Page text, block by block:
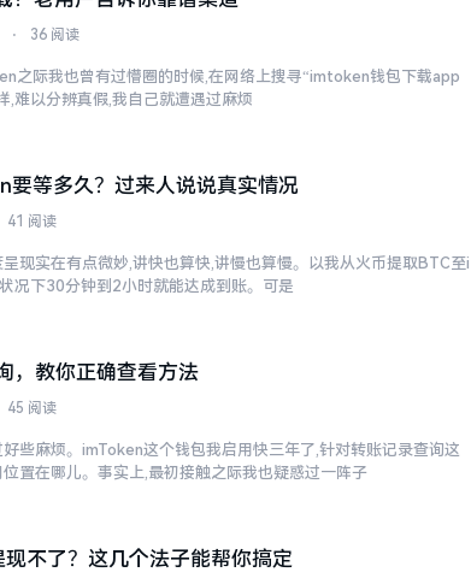
⋅ 36 阅读
之际我也曾有过懵圈的时候,在网络上搜寻“imtoken钱包下载app
,难以分辨真假,我自己就遭遇过麻烦
要等多久？过来人说说真实情况
41 阅读
现实在有点微妙,讲快也算快,讲慢也算慢。以我从火币提取BTC至i
况下30分钟到2小时就能达成到账。可是
，教你正确查看方法
45 阅读
些麻烦。imToken这个钱包我启用快三年了,针对转账记录查询这
置在哪儿。事实上,最初接触之际我也疑惑过一阵子
不了？这几个法子能帮你搞定